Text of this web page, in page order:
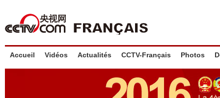
Accueil Vidéos Actualités CCTV-Français Photos